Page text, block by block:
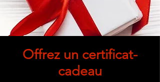
Offrez un certificat-
cadeau